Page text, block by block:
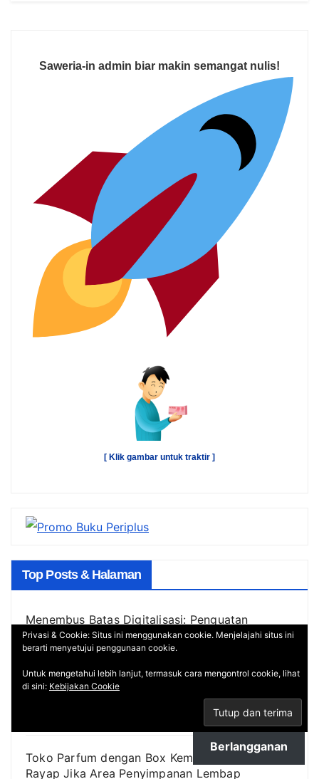
Saweria-in admin biar makin semangat nulis!
[ Klik gambar untuk traktir ]
Top Posts & Halaman
Menembus Batas Digitalisasi: Penguatan
Ekosistem Digital UMKM yang Berdampak
Nyata
Kampanye SEHATI HANI 2026: Mengikis Stigma
NAPZA Melalui Edukasi Interaktif dan Layanan
Toko Parfum dengan Box Kemasan Bisa Rawan
Rayap Jika Area Penyimpanan Lembap
Privasi & Cookie: Situs ini menggunakan cookie. Menjelajahi situs ini
berarti menyetujui penggunaan cookie.
Untuk mengetahui lebih lanjut, termasuk cara mengontrol cookie, lihat
di sini: Kebijakan Cookie
Berlangganan